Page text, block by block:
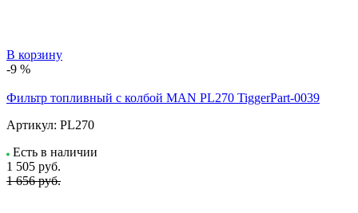
В корзину
-9 %
Фильтр топливный с колбой MAN PL270 TiggerPart-0039
Артикул: PL270
Есть в наличии
1 505 руб.
1 656 руб.